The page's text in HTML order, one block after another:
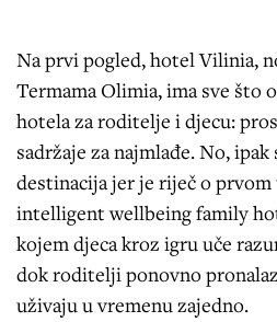
Na prvi pogled, hotel Vilinia,
Termama Olimia, ima sve što
hotela za roditelje i djecu:
sadržaje za najmlađe. No,
destinacija jer je riječ o
intelligent wellbeing family
kojem djeca kroz igru uče
dok roditelji ponovno
uživaju u vremenu zajedno.